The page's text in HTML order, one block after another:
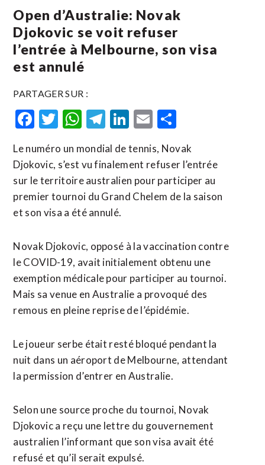
Open d’Australie: Novak
Djokovic se voit refuser
l’entrée à Melbourne, son visa
est annulé
PARTAGER SUR :
Facebook
Twitter
WhatsApp
Telegram
LinkedIn
Email
Le numéro un mondial de tennis, Novak
Djokovic, s’est vu finalement refuser l’entrée
sur le territoire australien pour participer au
premier tournoi du Grand Chelem de la saison
et son visa a été annulé.
Novak Djokovic, opposé à la vaccination contre
le COVID-19, avait initialement obtenu une
exemption médicale pour participer au tournoi.
Mais sa venue en Australie a provoqué des
remous en pleine reprise de l’épidémie.
Le joueur serbe était resté bloqué pendant la
nuit dans un aéroport de Melbourne, attendant
la permission d’entrer en Australie.
Selon une source proche du tournoi, Novak
Djokovic a reçu une lettre du gouvernement
australien l’informant que son visa avait été
refusé et qu’il serait expulsé.